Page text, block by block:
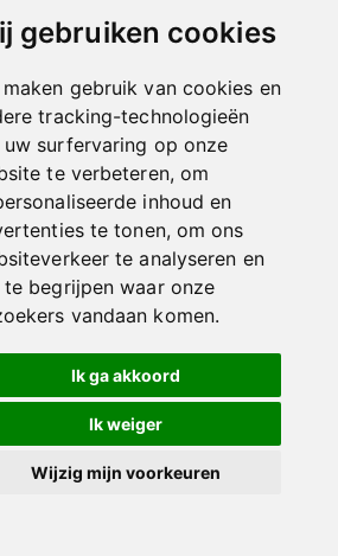
gebruiken cookies
maken gebruik van cookies en
tracking-technologieën
uw surfervaring op onze
te verbeteren, om
inhoud en
te tonen, om ons
te analyseren en
te begrijpen waar onze
vandaan komen.
Ik ga akkoord
Ik weiger
Wijzig mijn voorkeuren
| Technische realisatieSieronline B.V.